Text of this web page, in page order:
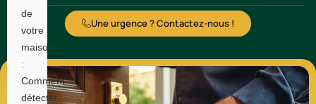
Une urgence ? Contactez-nous !
de
votre
maison
:
Comment
détecter